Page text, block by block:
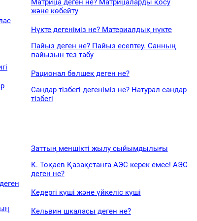
Матрица деген не? Матрицаларды қосу
және көбейту
Нүкте дегеніміз не? Материалдық нүкте
Пайыз деген не? Пайыз есептеу. Санның
пайызын тез табу
Рационал бөлшек деген не?
Сандар тізбегі дегеніміз не? Натурал сандар
тізбегі
Заттың меншікті жылу сыйымдылығы
К. Тоқаев Қазақстанға АЭС керек емес! АЭС
деген не?
Кедергі күші және үйкеліс күші
Кельвин шкаласы деген не?